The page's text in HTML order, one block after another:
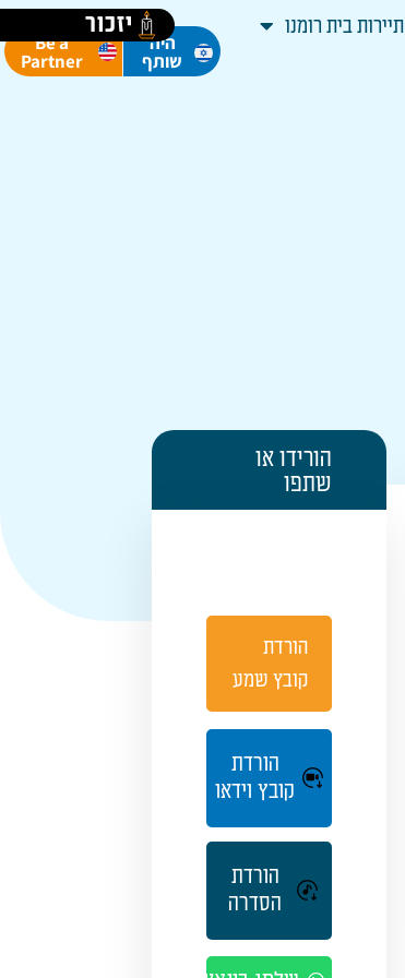
יזכור תיירות בית רומנו
היה
שותף
Be a
Partner
הורידו או
שתפו
הורדת
קובץ שמע
הורדת
קובץ וידאו
הורדת
הסדרה